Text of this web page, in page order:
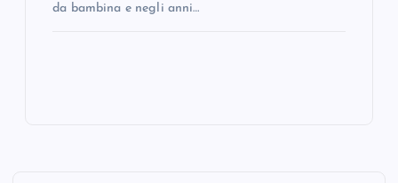
da bambina e negli anni…